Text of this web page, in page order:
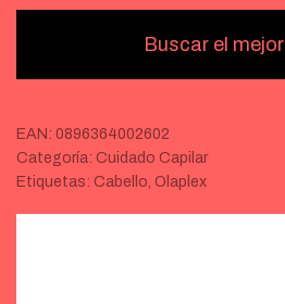
Buscar el
EAN: 0896364002602
Categoría: Cuidado Capilar
Etiquetas: Cabello, Olaplex